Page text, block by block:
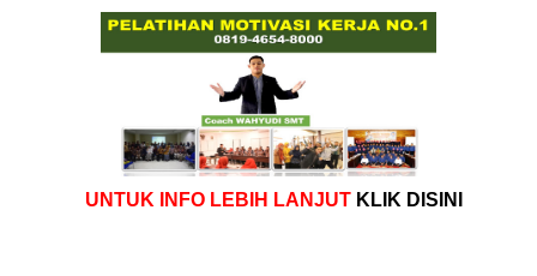
UNTUK INFO LEBIH LANJUT KLIK DISINI